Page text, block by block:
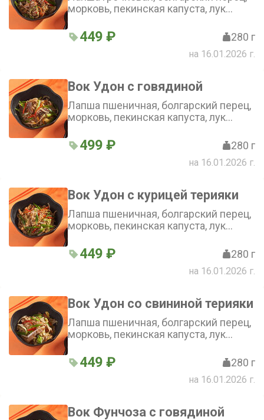
морковь, пекинская капуста, лук
свинина
449 ₽ 280 г
на 16.01.2026 г.
Вок Удон с говядиной
Лапша пшеничная, болгарский перец,
морковь, пекинская капуста, лук
говядина
499 ₽ 280 г
на 16.01.2026 г.
Вок Удон с курицей терияки
Лапша пшеничная, болгарский перец,
морковь, пекинская капуста, лук
цыпленок
449 ₽ 280 г
на 16.01.2026 г.
Вок Удон со свининой терияки
Лапша пшеничная, болгарский перец,
морковь, пекинская капуста, лук
свинина
449 ₽ 280 г
на 16.01.2026 г.
Вок Фунчоза с говядиной